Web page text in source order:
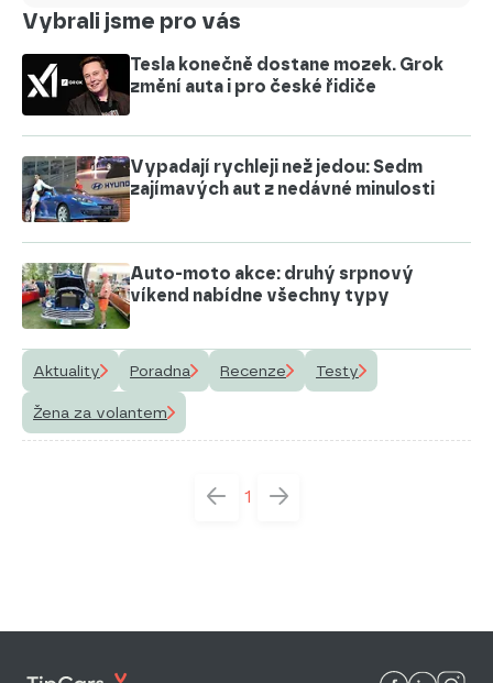
Vybrali jsme pro vás
Tesla konečně dostane mozek. Grok
změní auta i pro české řidiče
Vypadají rychleji než jedou: Sedm
zajímavých aut z nedávné minulosti
Auto-moto akce: druhý srpnový
víkend nabídne všechny typy
Aktuality Poradna Recenze Testy
Žena za volantem
1